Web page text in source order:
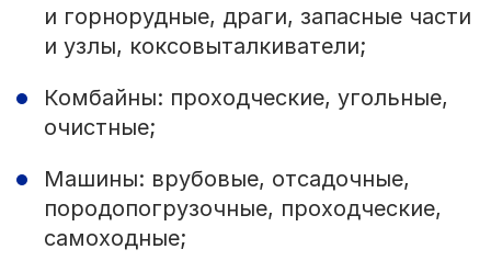
и горнорудные, драги, запасные части
и узлы, коксовыталкиватели;
Комбайны: проходческие, угольные,
очистные;
Машины: врубовые, отсадочные,
породопогрузочные, проходческие,
самоходные;